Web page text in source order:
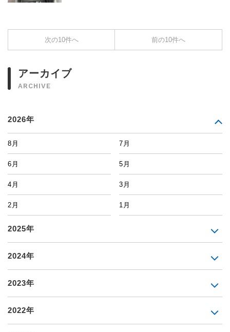
次の10件へ 前の10件へ
アーカイブ
ARCHIVE
2026年
8月 7月
6月 5月
4月 3月
2月 1月
2025年
2024年
2023年
2022年